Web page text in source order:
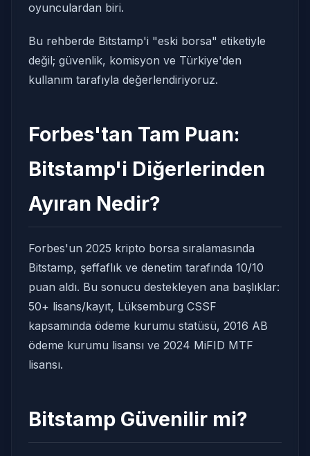
oyunculardan biri.
Bu rehberde Bitstamp'i "eski borsa" etiketiyle
değil; güvenlik, komisyon ve Türkiye'den
kullanım tarafıyla değerlendiriyoruz.
Forbes'tan Tam Puan:
Bitstamp'i Diğerlerinden
Ayıran Nedir?
Forbes'un 2025 kripto borsa sıralamasında
Bitstamp, şeffaflık ve denetim tarafında 10/10
puan aldı. Bu sonucu destekleyen ana başlıklar:
50+ lisans/kayıt, Lüksemburg CSSF
kapsamında ödeme kurumu statüsü, 2016 AB
ödeme kurumu lisansı ve 2024 MiFID MTF
lisansı.
Bitstamp Güvenilir mi?